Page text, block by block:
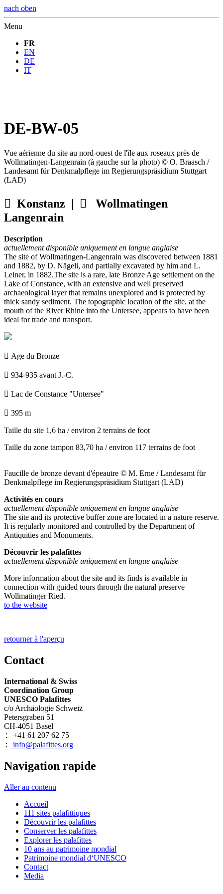
nach oben
Menu
FR
EN
DE
IT
DE-BW-05
Vue aérienne du site au nord-ouest de l'île aux roseaux près de
Wollmatingen-Langenrain (à gauche sur la photo) © O. Braasch /
Landesamt für Denkmalpflege im Regierungspräsidium Stuttgart
(LAD)
 Konstanz | 
Wollmatingen
Langenrain
Description
actuellement disponible uniquement en langue anglaise
The site of Wollmatingen-Langenrain was discovered between 1881
and 1882, by D. Nägeli, and partially excavated by him and L.
Leiner, in 1882.The site is a rare, late Bronze Age settlement on the
Lake of Constance, with an extensive and well preserved
archaeological layer that remains unexplored and is protected by
thick sandy sediment. The topographic location of the site, at the
mouth of the River Rhine into the Untersee, appears to have been
ideal for trade and transport.
 Age du Bronze
 934-935 avant J.-C.
 Lac de Constance "Untersee"
 395 m
Taille du site 1,6 ha / environ 2 terrains de foot
Taille du zone tampon 83,70 ha / environ 117 terrains de foot
Faucille de bronze devant d'épeautre © M. Erne / Landesamt für
Denkmalpflege im Regierungspräsidium Stuttgart (LAD)
Activités en cours
actuellement disponible uniquement en langue anglaise
The site and its protective buffer zone are located in a nature reserve.
It is regularly monitored and controlled by the Department of
Antiquities and Monuments.
Découvrir les palafittes
actuellement disponible uniquement en langue anglaise
More information about the site and its finds is available in
connection with guided tours through the natural preserve
Wollmatinger Ried.
to the website
retourner à l'aperçu
Contact
International & Swiss
Coordination Group
UNESCO Palafittes
c/o Archäologie Schweiz
Petersgraben 51
CH-4051 Basel
: +41 61 207 62 75
: info@palafittes.org
Navigation rapide
Aller au contenu
Accueil
111 sites palafittiques
Découvrir les palafittes
Conserver les palafittes
Explorer les palafittes
10 ans au patrimoine mondial
Patrimoine mondial d‘UNESCO
Contact
Media